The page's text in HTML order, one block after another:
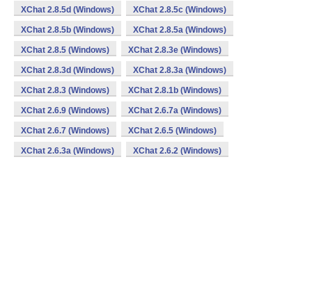
XChat 2.8.5d (Windows) XChat 2.8.5c (Windows)
XChat 2.8.5b (Windows) XChat 2.8.5a (Windows)
XChat 2.8.5 (Windows) XChat 2.8.3e (Windows)
XChat 2.8.3d (Windows) XChat 2.8.3a (Windows)
XChat 2.8.3 (Windows) XChat 2.8.1b (Windows)
XChat 2.6.9 (Windows) XChat 2.6.7a (Windows)
XChat 2.6.7 (Windows) XChat 2.6.5 (Windows)
XChat 2.6.3a (Windows) XChat 2.6.2 (Windows)